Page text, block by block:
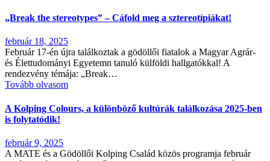
„Break the stereotypes” – Cáfold meg a sztereotípiákat!
február 18, 2025
Február 17-én újra találkoztak a gödöllői fiatalok a Magyar Agrár-
és Élettudományi Egyetemn tanuló külföldi hallgatókkal! A
rendezvény témája: „Break…
Tovább olvasom
A Kolping Colours, a különböző kultúrák találkozása 2025-ben
is folytatódik!
február 9, 2025
A MATE és a Gödöllői Kolping Család közös programja február